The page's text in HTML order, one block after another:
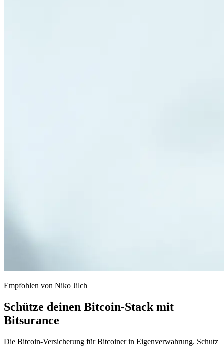
Empfohlen von Niko Jilch
Schütze deinen Bitcoin-Stack mit
Bitsurance
Die Bitcoin-Versicherung für Bitcoiner in Eigenverwahrung. Schutz